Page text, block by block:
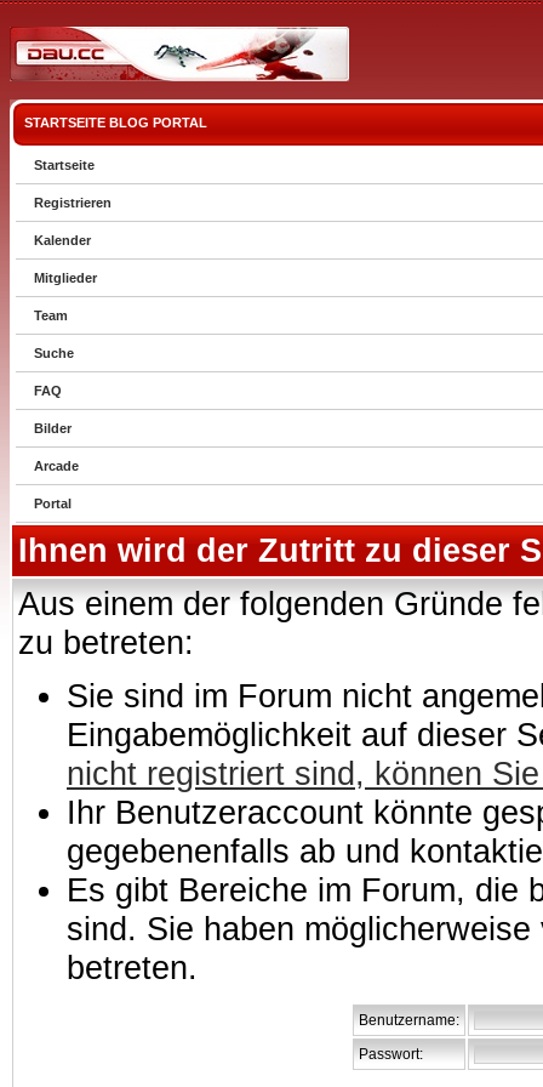
STARTSEITE BLOG PORTAL
Startseite
Registrieren
Kalender
Mitglieder
Team
Suche
FAQ
Bilder
Arcade
Portal
Ihnen wird der Zutritt zu dieser
Aus einem der folgenden Gründe
zu betreten:
Sie sind im Forum nicht
Eingabemöglichkeit auf dieser
nicht registriert sind, können
Ihr Benutzeraccount könnte
gegebenenfalls ab und
Es gibt Bereiche im Forum, die
sind. Sie haben
betreten.
Benutzername:
Passwort: